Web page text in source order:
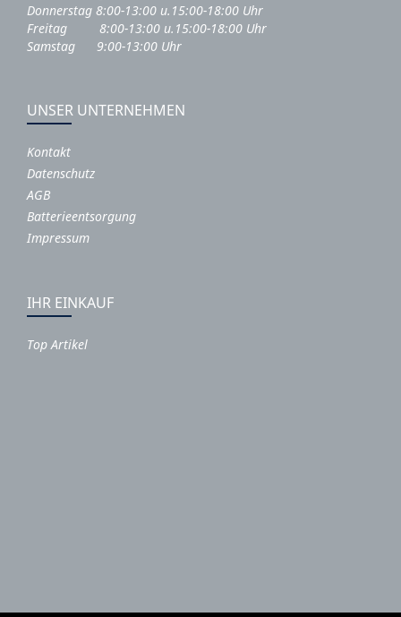
Donnerstag 8:00-13:00 u.15:00-18:00 Uhr
Freitag 8:00-13:00 u.15:00-18:00 Uhr
Samstag 9:00-13:00 Uhr
UNSER UNTERNEHMEN
Kontakt
Datenschutz
AGB
Batterieentsorgung
Impressum
IHR EINKAUF
Top Artikel